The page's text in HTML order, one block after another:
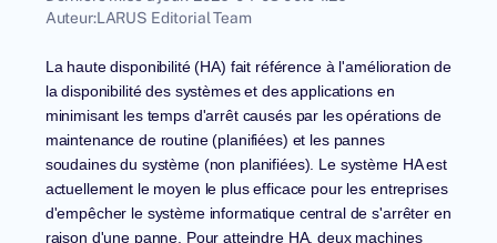
Auteur:LARUS Editorial Team
La haute disponibilité (HA) fait référence à l'amélioration de
la disponibilité des systèmes et des applications en
minimisant les temps d'arrêt causés par les opérations de
maintenance de routine (planifiées) et les pannes
soudaines du système (non planifiées). Le système HA est
actuellement le moyen le plus efficace pour les entreprises
d'empêcher le système informatique central de s'arrêter en
raison d'une panne. Pour atteindre HA, deux machines